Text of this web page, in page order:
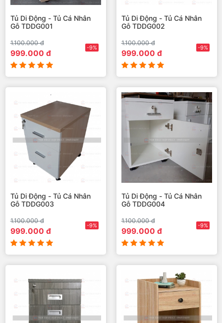
Tủ Di Động - Tủ Cá Nhân
Gỗ TDDG001
1.100.000 đ
999.000 đ
-9%
Tủ Di Động - Tủ Cá Nhân
Gỗ TDDG002
1.100.000 đ
999.000 đ
-9%
Tủ Di Động - Tủ Cá Nhân
Gỗ TDDG003
1.100.000 đ
999.000 đ
-9%
Tủ Di Động - Tủ Cá Nhân
Gỗ TDDG004
1.100.000 đ
999.000 đ
-9%